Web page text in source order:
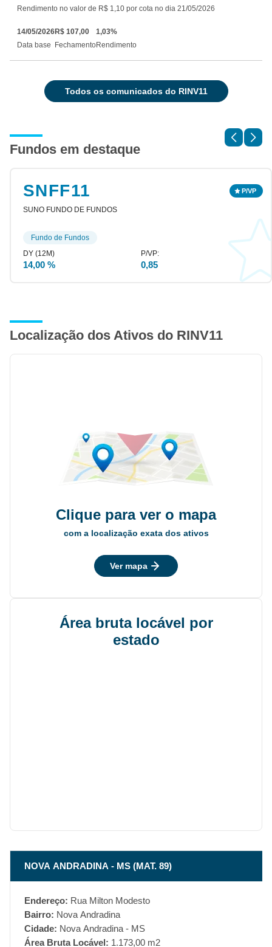
Rendimento no valor de R$ 1,10 por cota no dia 21/05/2026
14/05/2026
Data base
R$ 107,00
Fechamento
1,03%
Rendimento
todos os comunicados do RINV11
Fundos em destaque
SNFF11
SUNO FUNDO DE FUNDOS
14,00 % 0,85
Fundo de Fundos
Localização dos Ativos do RINV11
Clique para ver o mapa
com a localização exata dos ativos
Ver mapa
Área bruta locável por
estado
NOVA ANDRADINA - MS (MAT. 89)
Endereço: Rua Milton Modesto
Bairro: Nova Andradina
Cidade: Nova Andradina - MS
Área Bruta Locável: 1.173,00 m2